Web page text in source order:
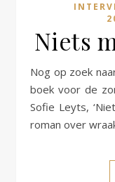
Niets
Nog op zoek naar een lekker dik, maar vlot leesbaar
boek voor de
Sofie Leyts,
roman over